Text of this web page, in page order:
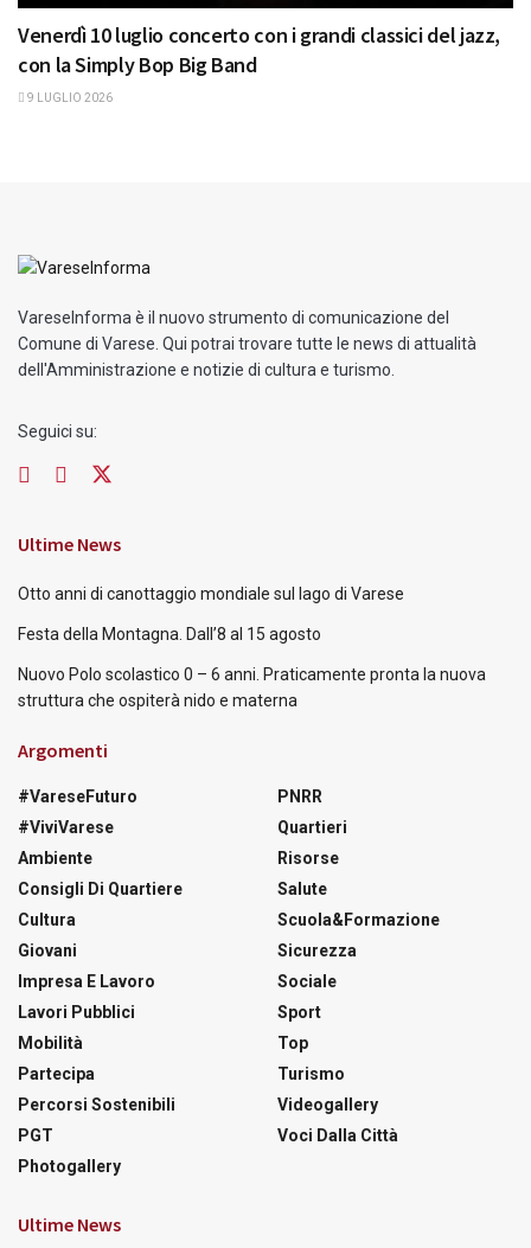
Venerdì 10 luglio concerto con i grandi classici del jazz,
con la Simply Bop Big Band
9 LUGLIO 2026
VareseInforma è il nuovo strumento di comunicazione del
Comune di Varese. Qui potrai trovare tutte le news di attualità
dell'Amministrazione e notizie di cultura e turismo.
Seguici su:
Ultime News
Otto anni di canottaggio mondiale sul lago di Varese
Festa della Montagna. Dall’8 al 15 agosto
Nuovo Polo scolastico 0 – 6 anni. Praticamente pronta la nuova
struttura che ospiterà nido e materna
Argomenti
#VareseFuturo
#ViviVarese
Ambiente
Consigli Di Quartiere
Cultura
Giovani
Impresa E Lavoro
Lavori Pubblici
Mobilità
Partecipa
Percorsi Sostenibili
PGT
Photogallery
PNRR
Quartieri
Risorse
Salute
Scuola&Formazione
Sicurezza
Sociale
Sport
Top
Turismo
Videogallery
Voci Dalla Città
Ultime News